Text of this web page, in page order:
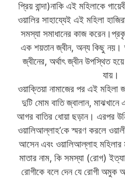
প্রিয় বান্দা)নাকি এই মহিলাকে
ওয়ালির সাহায্যেই এই মহিলা
সমস্যা সমাধানের কাজ
এক শয়তান জ্বীন, অন্য কিছু নয়।
জ্বীনের, অর্থাৎ জ্বীন উপস্থিত
যায়।
ওয়াক্তিয়া নামাজের পর এই মহিলা
দুটি মোম বাতি জ্বালান,
আগর বাতির ধোয়া ছড়ান। এরপর
ওয়ালিআল্লাহ’কে স্মরণ করলে
আসেন এবং ওয়ালিআল্লাহ মহিলার
মাতার নাম, কি সমস্যা (রোগ)
রোগীকে বলে দেন যে রোগী অমুক